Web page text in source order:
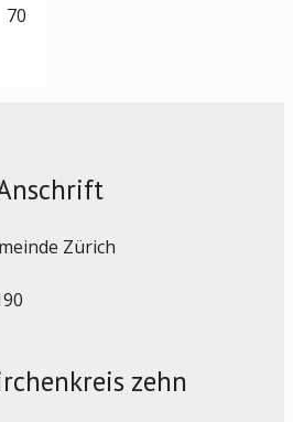
70
Zürich
zehn